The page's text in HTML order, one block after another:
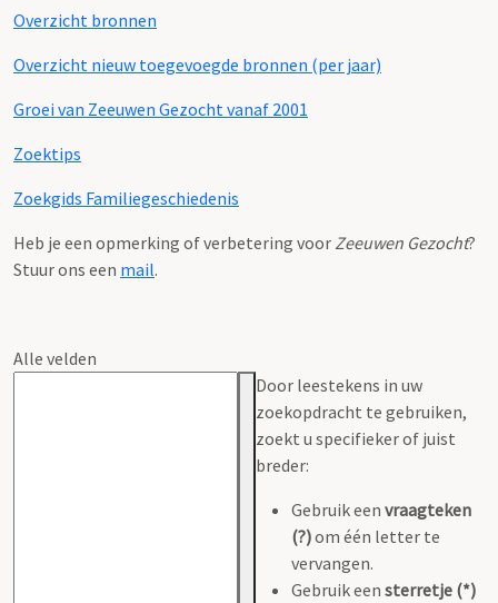
Overzicht bronnen
Overzicht nieuw toegevoegde bronnen (per jaar)
Groei van Zeeuwen Gezocht vanaf 2001
Zoektips
Zoekgids Familiegeschiedenis
Heb je een opmerking of verbetering voor Zeeuwen Gezocht?
Stuur ons een mail.
Alle velden
Door leestekens in uw
zoekopdracht te gebruiken,
zoekt u specifieker of juist
breder:
Gebruik een vraagteken
(?)om één letter te
vervangen.
Gebruik een sterretje (*)